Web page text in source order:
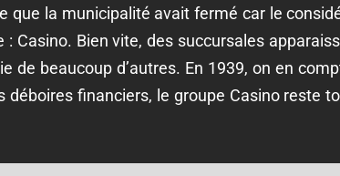
que la municipalité avait fermé car le
: Casino. Bien vite, des succursales
de beaucoup d’autres. En 1939, on en
déboires financiers, le groupe Casino reste